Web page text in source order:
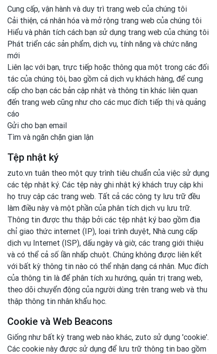
Cung cấp, vận hành và duy trì trang web của chúng tôi
Cải thiện, cá nhân hóa và mở rộng trang web của chúng tôi
Hiểu và phân tích cách bạn sử dụng trang web của chúng tôi
Phát triển các sản phẩm, dịch vụ, tính năng và chức năng
mới
Liên lạc với bạn, trực tiếp hoặc thông qua một trong các đối
tác của chúng tôi, bao gồm cả dịch vụ khách hàng, để cung
cấp cho bạn các bản cập nhật và thông tin khác liên quan
đến trang web cũng như cho các mục đích tiếp thị và quảng
cáo
Gửi cho bạn email
Tìm và ngăn chặn gian lận
Tệp nhật ký
zuto.vn tuân theo một quy trình tiêu chuẩn của việc sử dụng
các tệp nhật ký. Các tệp này ghi nhật ký khách truy cập khi
họ truy cập các trang web. Tất cả các công ty lưu trữ đều
làm điều này và một phần của phân tích dịch vụ lưu trữ.
Thông tin được thu thập bởi các tệp nhật ký bao gồm địa
chỉ giao thức internet (IP), loại trình duyệt, Nhà cung cấp
dịch vụ Internet (ISP), dấu ngày và giờ, các trang giới thiệu
và có thể cả số lần nhấp chuột. Chúng không được liên kết
với bất kỳ thông tin nào có thể nhận dạng cá nhân. Mục đích
của thông tin là để phân tích xu hướng, quản trị trang web,
theo dõi chuyển động của người dùng trên trang web và thu
thập thông tin nhân khẩu học.
Cookie và Web Beacons
Giống như bất kỳ trang web nào khác, zuto sử dụng 'cookie'.
Các cookie này được sử dụng để lưu trữ thông tin bao gồm